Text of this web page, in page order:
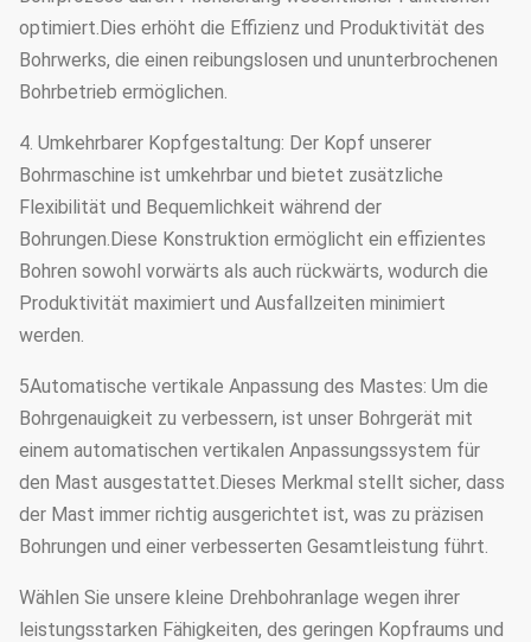
optimiert.Dies erhöht die Effizienz und Produktivität des
Bohrwerks, die einen reibungslosen und ununterbrochenen
Bohrbetrieb ermöglichen.
4. Umkehrbarer Kopfgestaltung: Der Kopf unserer
Bohrmaschine ist umkehrbar und bietet zusätzliche
Flexibilität und Bequemlichkeit während der
Bohrungen.Diese Konstruktion ermöglicht ein effizientes
Bohren sowohl vorwärts als auch rückwärts, wodurch die
Produktivität maximiert und Ausfallzeiten minimiert
werden.
5Automatische vertikale Anpassung des Mastes: Um die
Bohrgenauigkeit zu verbessern, ist unser Bohrgerät mit
einem automatischen vertikalen Anpassungssystem für
den Mast ausgestattet.Dieses Merkmal stellt sicher, dass
der Mast immer richtig ausgerichtet ist, was zu präzisen
Bohrungen und einer verbesserten Gesamtleistung führt.
Wählen Sie unsere kleine Drehbohranlage wegen ihrer
leistungsstarken Fähigkeiten, des geringen Kopfraums und